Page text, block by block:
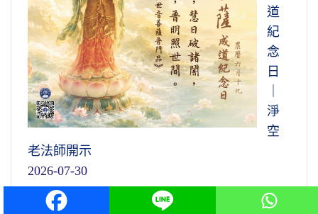
道
紀
念
日
淨
空
老法師開示
2026-07-30
淨